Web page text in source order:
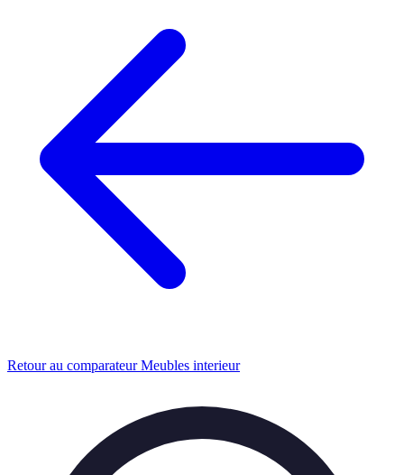
Retour au comparateur Meubles interieur